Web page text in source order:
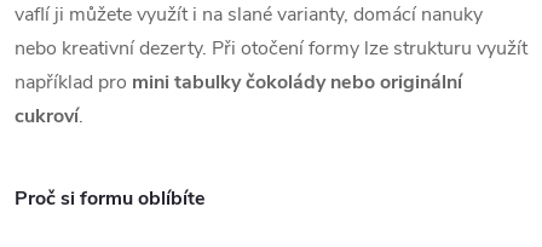
vaflí ji můžete využít i na slané varianty, domácí nanuky
nebo kreativní dezerty. Při otočení formy lze strukturu využít
například pro mini tabulky čokolády nebo originální
cukroví.
Proč si formu oblíbíte